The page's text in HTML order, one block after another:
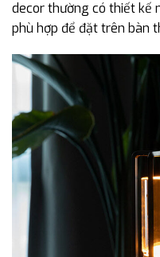
decor thường có thiết kế
phù hợp để đặt trên bàn